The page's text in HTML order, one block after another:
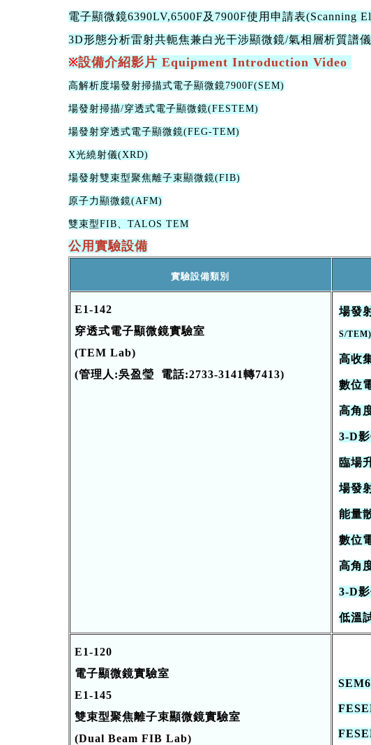
電子顯微鏡6390LV,6500F及7900F使用申請表(Scanning
3D形態分析雷射共軛焦兼白光干涉顯微鏡/氣相層析質譜
※設備介紹影片 Equipment Introduction Video
高解析度場發射掃描式電子顯微鏡7900F(SEM)
場發射掃描/穿透式電子顯微鏡(FESTEM)
場發射穿透式電子顯微鏡(FEG-TEM)
X光繞射儀(XRD)
場發射雙束型聚焦離子束顯微鏡(FIB)
原子力顯微鏡(AFM)
雙束型FIB、TALOS TEM
公用實​驗設備
實驗設備類別
E1-142
穿透式電子顯微鏡實驗室
(TEM Lab)
(管理人:吳盈瑩 電話:2733-3141轉7413)
場發
S/TEM)
高收
數位
高角
3-D
臨場
場發
能量
數位
高角
3-D
低溫
E1-120
電子顯微鏡實驗室
E1-145
雙束型聚焦離子束顯微鏡實驗室
(Dual Beam FIB Lab)